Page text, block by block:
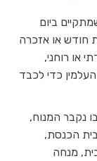
ביום
חודש או אזכרה
או רוחני,
כדי לכבד
נקבר המנוח,
הכנסת,
מנחה